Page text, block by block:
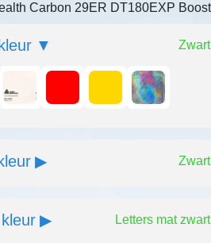
Carbon 29ER DT180EXP
Zwart
Zwart
Letters mat zwart